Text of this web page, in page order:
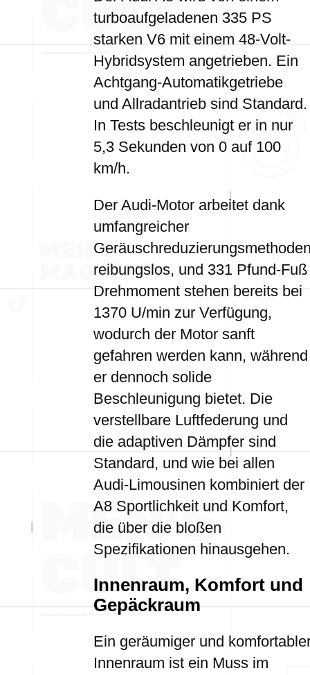
turboaufgeladenen 335 PS
starken V6 mit einem 48-Volt-
Hybridsystem angetrieben. Ein
Achtgang-Automatikgetriebe
und Allradantrieb sind Standard.
In Tests beschleunigt er in nur
5,3 Sekunden von 0 auf 100
km/h.
Der Audi-Motor arbeitet dank
umfangreicher
reibungslos, und 331 Pfund-Fuß
Drehmoment stehen bereits bei
1370 U/min zur Verfügung,
wodurch der Motor sanft
gefahren werden kann, während
er dennoch solide
Beschleunigung bietet. Die
verstellbare Luftfederung und
die adaptiven Dämpfer sind
Standard, und wie bei allen
Audi-Limousinen kombiniert der
A8 Sportlichkeit und Komfort,
die über die bloßen
Spezifikationen hinausgehen.
Innenraum, Komfort und
Gepäckraum
Ein geräumiger und
Innenraum ist ein Muss im